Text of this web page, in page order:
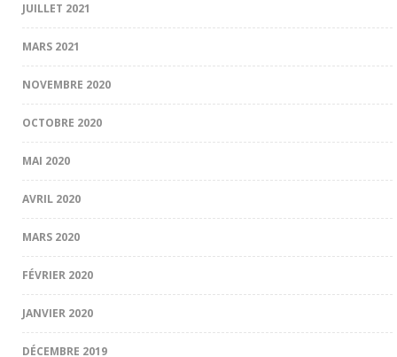
JUILLET 2021
MARS 2021
NOVEMBRE 2020
OCTOBRE 2020
MAI 2020
AVRIL 2020
MARS 2020
FÉVRIER 2020
JANVIER 2020
DÉCEMBRE 2019